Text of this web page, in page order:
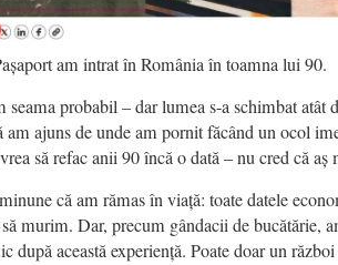
am intrat în România în toamna lui 90.
seama probabil – dar lumea s-a schimbat atât
am ajuns de unde am pornit făcând un ocol
să refac anii 90 încă o dată – nu cred că aș
că am rămas în viață: toate datele
murim. Dar, precum gândacii de bucătărie,
după această experiență. Poate doar un